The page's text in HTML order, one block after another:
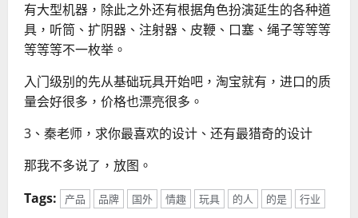
有大型机器，除此之外还有根据角色扮演延生的各种道
具，听筒、扩阴器、注射器、皮鞭、口塞、绳子等等等
等等等不一枚举。
入门级别的先从基础玩具开始吧，淘宝就有，进口的质
量会好很多，价格也漂亮很多。
3、秦老师，求你最喜欢的设计、还有最猎奇的设计
那我不多说了，放图。
Tags:
产品 品牌 国外 情趣 玩具 的人 的是 行业